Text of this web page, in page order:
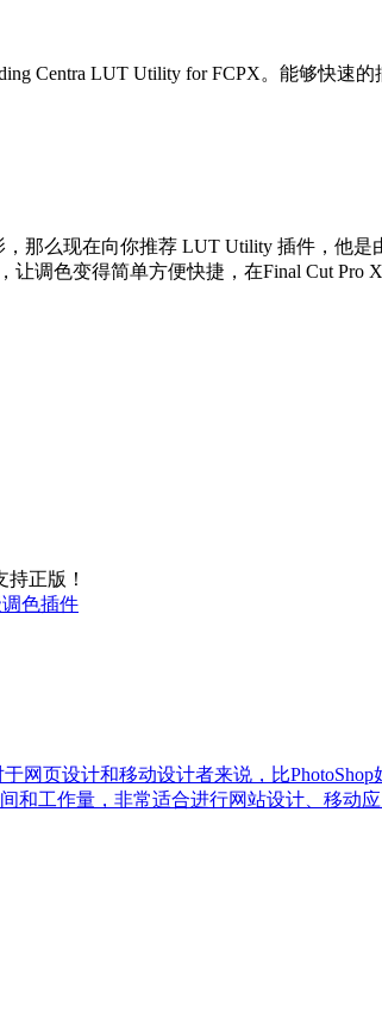
Centra LUT Utility for FCPX。能够快速
那么现在向你推荐 LUT Utility 插件，他是
色变得简单方便快捷，在Final Cut Pro
正版！
调色插件
网页设计和移动设计者来说，比
和工作量，非常适合进行网站设计、移动